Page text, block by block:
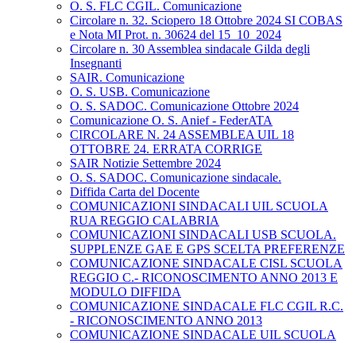
O. S. FLC CGIL. Comunicazione
Circolare n. 32. Sciopero 18 Ottobre 2024 SI COBAS
e Nota MI Prot. n. 30624 del 15_10_2024
Circolare n. 30 Assemblea sindacale Gilda degli
Insegnanti
SAIR. Comunicazione
O. S. USB. Comunicazione
O. S. SADOC. Comunicazione Ottobre 2024
Comunicazione O. S. Anief - FederATA
CIRCOLARE N. 24 ASSEMBLEA UIL 18
OTTOBRE 24. ERRATA CORRIGE
SAIR Notizie Settembre 2024
O. S. SADOC. Comunicazione sindacale.
Diffida Carta del Docente
COMUNICAZIONI SINDACALI UIL SCUOLA
RUA REGGIO CALABRIA
COMUNICAZIONI SINDACALI USB SCUOLA.
SUPPLENZE GAE E GPS SCELTA PREFERENZE
COMUNICAZIONE SINDACALE CISL SCUOLA
REGGIO C.- RICONOSCIMENTO ANNO 2013 E
MODULO DIFFIDA
COMUNICAZIONE SINDACALE FLC CGIL R.C.
- RICONOSCIMENTO ANNO 2013
COMUNICAZIONE SINDACALE UIL SCUOLA